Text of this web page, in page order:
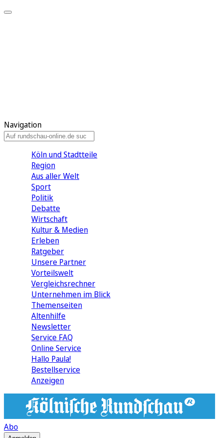
Navigation
Köln und Stadtteile
Region
Aus aller Welt
Sport
Politik
Debatte
Wirtschaft
Kultur & Medien
Erleben
Ratgeber
Unsere Partner
Vorteilswelt
Vergleichsrechner
Unternehmen im Blick
Themenseiten
Altenhilfe
Newsletter
Service FAQ
Online Service
Hallo Paula!
Bestellservice
Anzeigen
Abo